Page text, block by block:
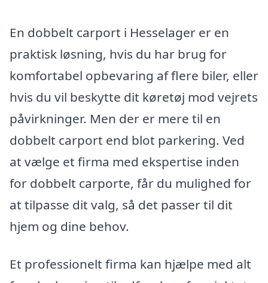
En dobbelt carport i Hesselager er en
praktisk løsning, hvis du har brug for
komfortabel opbevaring af flere biler, eller
hvis du vil beskytte dit køretøj mod vejrets
påvirkninger. Men der er mere til en
dobbelt carport end blot parkering. Ved
at vælge et firma med ekspertise inden
for dobbelt carporte, får du mulighed for
at tilpasse dit valg, så det passer til dit
hjem og dine behov.
Et professionelt firma kan hjælpe med alt